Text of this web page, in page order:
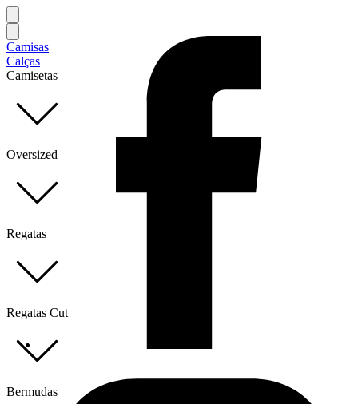
Camisas
Calças
Camisetas
Oversized
Regatas
Regatas Cut
Bermudas